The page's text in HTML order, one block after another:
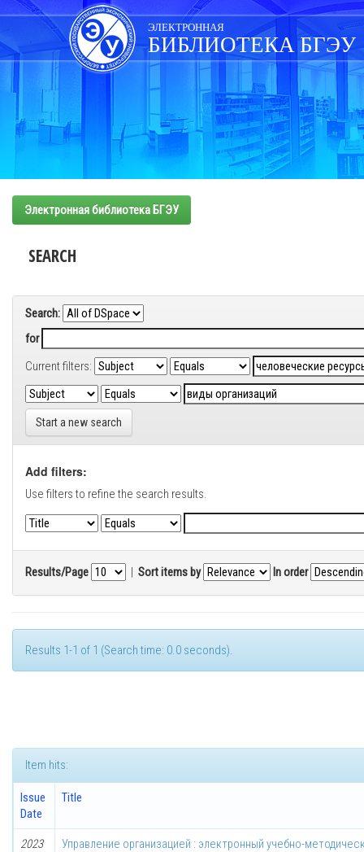
Skip
navigation
ЭЛЕКТРОННАЯ
БИБЛИОТЕКА БГЭУ
Электронная библиотека БГЭУ
SEARCH
Search:
for
Current filters:
Start a new search
Add filters:
Use filters to refine the search results.
Results/Page | Sort items by In order
Results 1-1 of 1 (Search time: 0.0 seconds).
Item hits:
Issue
Date
Title
2023
Управление организацией : электронный учебно-